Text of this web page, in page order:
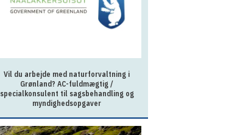
Vil du arbejde med naturforvaltning i
Grønland? AC-fuldmægtig /
specialkonsulent til sagsbehandling og
myndighedsopgaver